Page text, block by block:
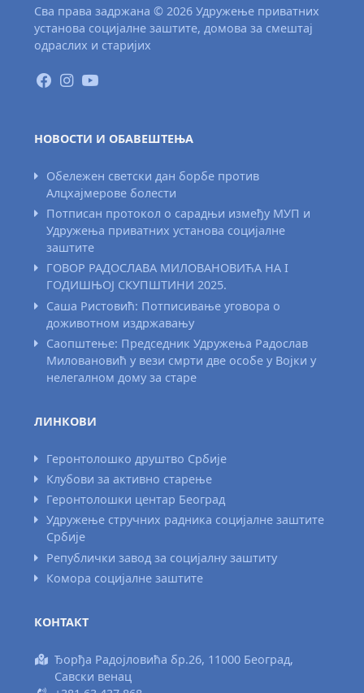
Сва права задржана © 2026 Удружење приватних
установа социјалне заштите, домова за смештај
одраслих и старијих
НОВОСТИ И ОБАВЕШТЕЊА
Обележен светски дан борбе против
Алцхајмерове болести
Потписан протокол о сарадњи између МУП и
Удружења приватних установа социјалне
заштите
ГОВОР РАДОСЛАВА МИЛОВАНОВИЋА НА I
ГОДИШЊОЈ СКУПШТИНИ 2025.
Саша Ристовић: Потписивање уговора о
доживотном издржавању
Саопштење: Председник Удружења Радослав
Миловановић у вези смрти две особе у Војки у
нелегалном дому за старе
ЛИНКОВИ
Геронтолошко друштво Србије
Клубови за активно старење
Геронтолошки центар Београд
Удружење стручних радника социјалне заштите
Србије
Републички завод за социјалну заштиту
Комора социјалне заштите
КОНТАКТ
Ђорђа Радојловића бр.26, 11000 Београд,
Савски венац